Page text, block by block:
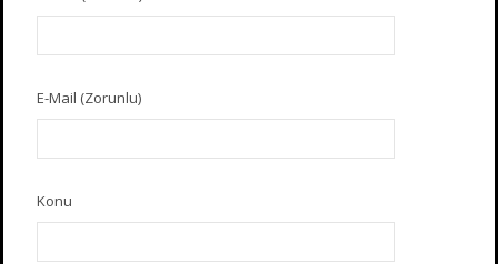
E-Mail (Zorunlu)
Konu